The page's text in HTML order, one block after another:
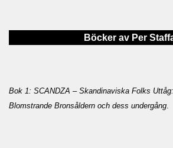
Böcker av Per
Bok 1: SCANDZA – Skandinaviska Folks
Blomstrande Bronsåldern och dess undergång.